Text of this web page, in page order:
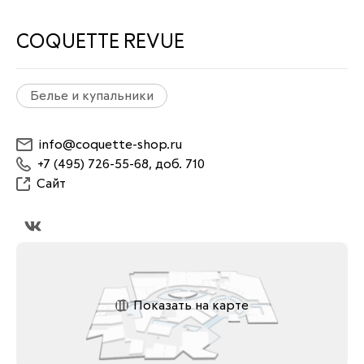
COQUETTE REVUE
Белье и купальники
info@coquette-shop.ru
+7 (495) 726-55-68, доб. 710
Сайт
Показать на карте